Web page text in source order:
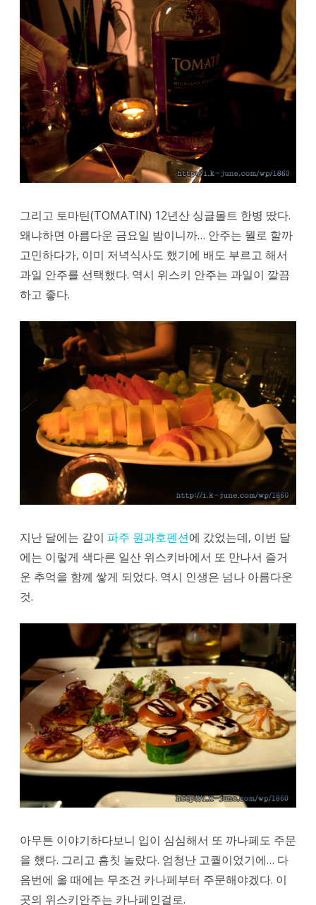
그리고 토마틴(TOMATIN) 12년산 싱글몰트 한병 땄다.
왜냐하면 아름다운 금요일 밤이니까… 안주는 뭘로 할까
고민하다가, 이미 저녁식사도 했기에 배도 부르고 해서
과일 안주를 선택했다. 역시 위스키 안주는 과일이 깔끔
하고 좋다.
지난 달에는 같이 파주 원과호펜션에 갔었는데, 이번 달
에는 이렇게 색다른 일산 위스키바에서 또 만나서 즐거
운 추억을 함께 쌓게 되었다. 역시 인생은 넘나 아름다운
것.
아무튼 이야기하다보니 입이 심심해서 또 까나페도 주문
을 했다. 그리고 흠칫 놀랐다. 엄청난 고퀄이었기에… 다
음번에 올 때에는 무조건 카나페부터 주문해야겠다. 이
곳의 위스키안주는 카나페인걸로.